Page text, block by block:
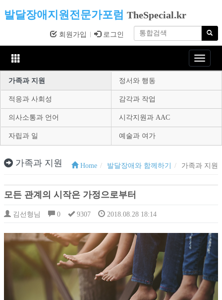
발달장애지원전문가포럼 TheSpecial.kr
회원가입 로그인
Toggle
가족과 지원
정서와 행동
적응과 사회성 감각과 작업
의사소통과 언어 시각지원과 AAC
자립과 일 예술과 여가
가족과 지원 Home 발달장애와 함께하기 가족과 지원
모든 관계의 시작은 가정으로부터
김선형님 0 9307 2018.08.28 18:14